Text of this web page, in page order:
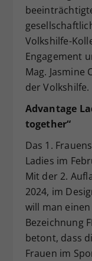
Volkshilfe-
Engagement
Mag. Jasmine
der Volkshilfe.
Advantage
together“
Das 1.
Ladies im
Mit der 2.
2024, im
will man
Bezeichnung
betont, dass
Frauen im